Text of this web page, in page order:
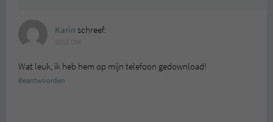
Karin schreef:
Wat leuk, ik heb hem op mijn telefoon gedownload!
Beantwoorden